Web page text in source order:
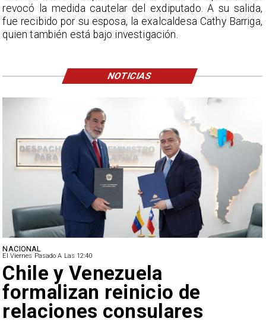
NACIONAL
El Viernes Pasado A Las 12:40
Feriantes rechazan dichos
de Camila Flores sobre
Fabiola Campillai
revocó la medida cautelar del exdiputado. A su salida,
fue recibido por su esposa, la exalcaldesa Cathy Barriga,
quien también está bajo investigación.
NOTICIAS